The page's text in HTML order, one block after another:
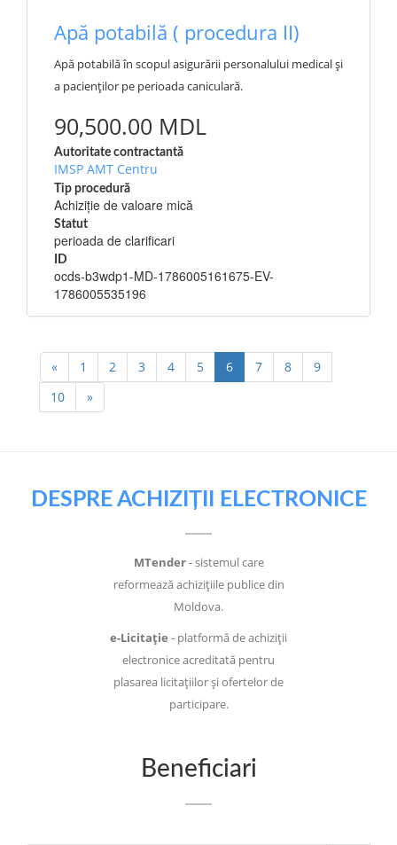
Apă potabilă ( procedura II)
Apă potabilă în scopul asigurării personalului medical și
a pacienților pe perioada caniculară.
90,500.00 MDL
Autoritate contractantă
IMSP AMT Centru
Tip procedură
Achiziție de valoare mică
Statut
perioada de clarificari
ID
ocds-b3wdp1-MD-1786005161675-EV-
1786005535196
« 1 2 3 4 5 6 7 8
9
10
»
DESPRE ACHIZIȚII ELECTRONICE
MTender- sistemul care
reformează achizițiile publice din
Moldova.
e-Licitație - platformă de achiziții
electronice acreditată pentru
plasarea licitațiilor și ofertelor de
participare.
Beneficiari